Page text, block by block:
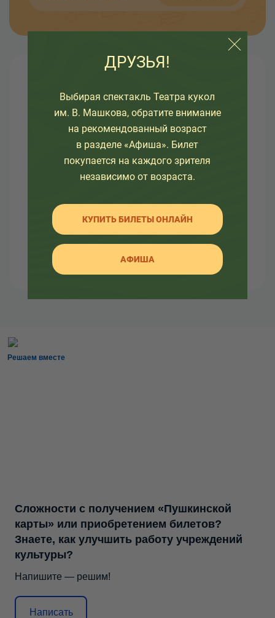
Узнайте как развивался театр в разное время, а
так же какие еще изменения ждут его.
Здесь вы так же найдете много интересной
информации об артистах театра и о закулисной
жизни.
Решаем вместе
Сложности с получением «Пушкинской
карты» или приобретением билетов?
Знаете, как улучшить работу учреждений
культуры?
Напишите — решим!
Написать
ДРУЗЬЯ!
Выбирая спектакль Театра кукол
им. В. Машкова, обратите внимание
на рекомендованный возраст
в разделе «Афиша». Билет
покупается на каждого зрителя
независимо от возраста.
КУПИТЬ БИЛЕТЫ ОНЛАЙН
АФИША